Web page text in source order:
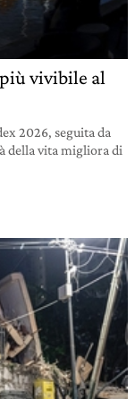
vivibile al
2026, seguita da
della vita migliora di